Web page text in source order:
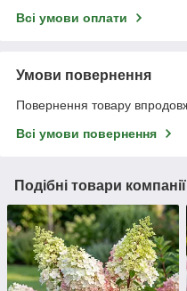
Всі умови оплати
Умови повернення
Повернення товару
Всі умови повернення
Подібні товари компанії